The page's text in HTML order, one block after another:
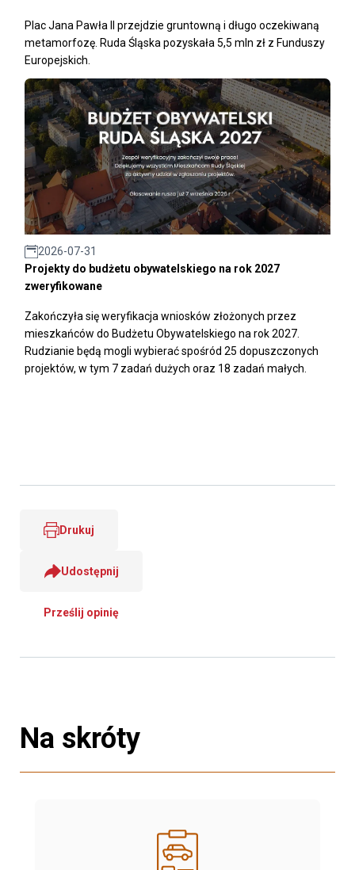
Plac Jana Pawła II przejdzie gruntowną i długo oczekiwaną
metamorfozę. Ruda Śląska pozyskała 5,5 mln zł z Funduszy
Europejskich.
2026-07-31
Projekty do budżetu obywatelskiego na rok 2027
zweryfikowane
Zakończyła się weryfikacja wniosków złożonych przez
mieszkańców do Budżetu Obywatelskiego na rok 2027.
Rudzianie będą mogli wybierać spośród 25 dopuszczonych
projektów, w tym 7 zadań dużych oraz 18 zadań małych.
Drukuj
Udostępnij
Prześlij opinię
Na skróty